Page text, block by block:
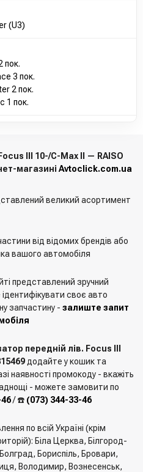
(U3)
пок.
3 пок.
2 пок.
1 пок.
III 10-/C-Max II — RAISO
магазині Avtoclick.com.ua
великий асортимент
від відомих брендів або
вашого автомобіля
представлений зручний
своє авто
запчастину - залиште запит
передній лів. Focus III
додайте у кошик та
наявності промокоду - вкажіть
- можете замовити по
/ ☎️ (073) 344-33-46
по всій Україні (крім
Біла Церква, Білгород-
Бориспіль, Бровари,
Володимир, Вознесенськ,